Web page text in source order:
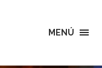
MENÚ